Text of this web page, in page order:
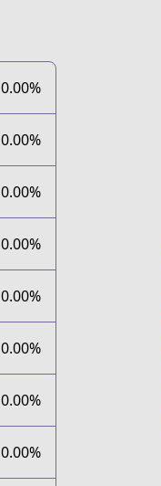
0.00%
0.00%
0.00%
0.00%
0.00%
0.00%
0.00%
0.00%